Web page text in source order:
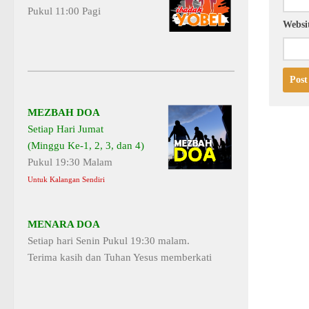
Pukul 11:00 Pagi
MEZBAH DOA
Setiap Hari Jumat
(Minggu Ke-1, 2, 3, dan 4)
Pukul 19:30 Malam
Untuk Kalangan Sendiri
MENARA DOA
Setiap hari Senin Pukul 19:30 malam.
Terima kasih dan Tuhan Yesus memberkati